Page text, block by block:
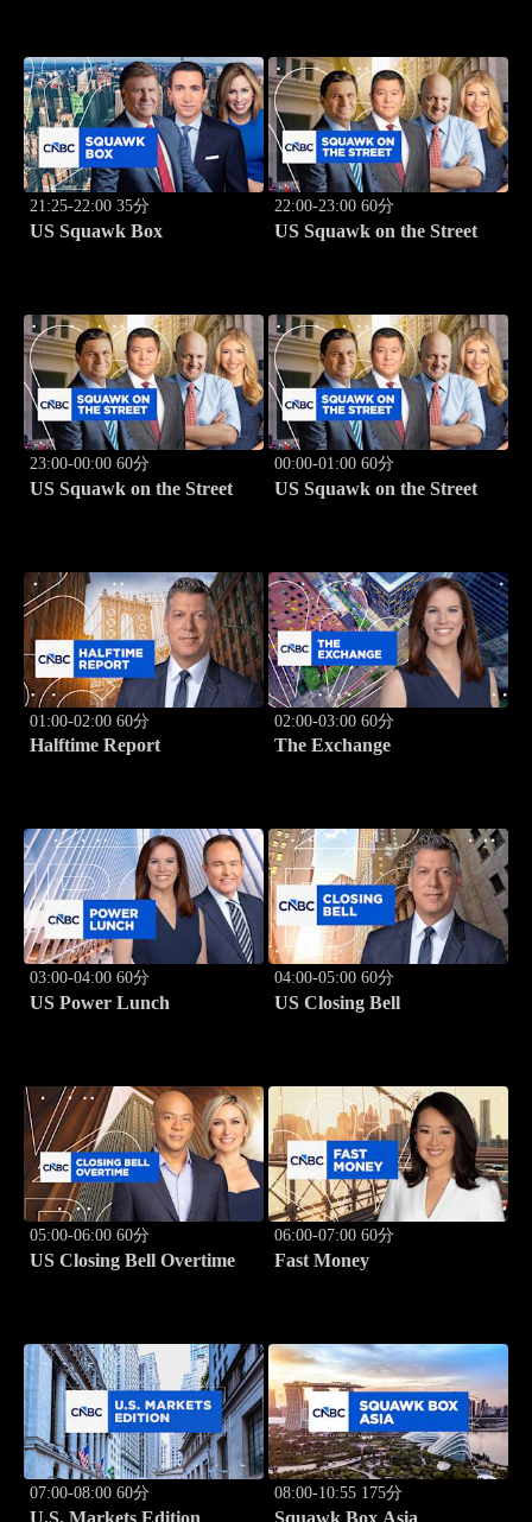
21:25-22:00 35分
US Squawk Box
22:00-23:00 60分
US Squawk on the Street
23:00-00:00 60分
US Squawk on the Street
00:00-01:00 60分
US Squawk on the Street
01:00-02:00 60分
Halftime Report
02:00-03:00 60分
The Exchange
03:00-04:00 60分
US Power Lunch
04:00-05:00 60分
US Closing Bell
05:00-06:00 60分
US Closing Bell Overtime
06:00-07:00 60分
Fast Money
07:00-08:00 60分
U.S. Markets Edition
08:00-10:55 175分
Squawk Box Asia